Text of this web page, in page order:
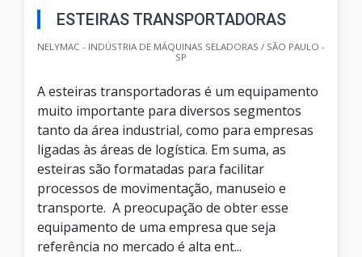
ESTEIRAS TRANSPORTADORAS
NELYMAC - INDÚSTRIA DE MÁQUINAS SELADORAS / SÃO PAULO -
SP
A esteiras transportadoras é um equipamento
muito importante para diversos segmentos
tanto da área industrial, como para empresas
ligadas às áreas de logística. Em suma, as
esteiras são formatadas para facilitar
processos de movimentação, manuseio e
transporte. A preocupação de obter esse
equipamento de uma empresa que seja
referência no mercado é alta ent...